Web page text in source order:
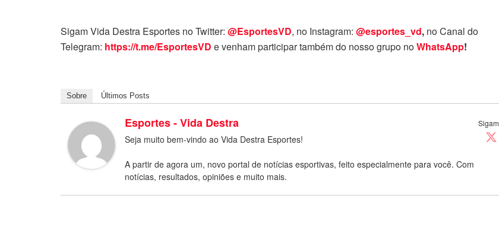
Sigam Vida Destra Esportes no Twitter: @EsportesVD, no Instagram: @esportes_vd, no Canal do
Telegram: https://t.me/EsportesVD e venham participar também do nosso grupo noWhatsApp!
Sobre Últimos Posts
Sigam
Esportes - Vida Destra
Seja muito bem-vindo ao Vida Destra Esportes!
A partir de agora um, novo portal de notícias esportivas, feito especialmente para você. Com
notícias, resultados, opiniões e muito mais.